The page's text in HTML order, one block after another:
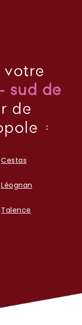
votre
sud de
de
:
Cestas
Léognan
Talence